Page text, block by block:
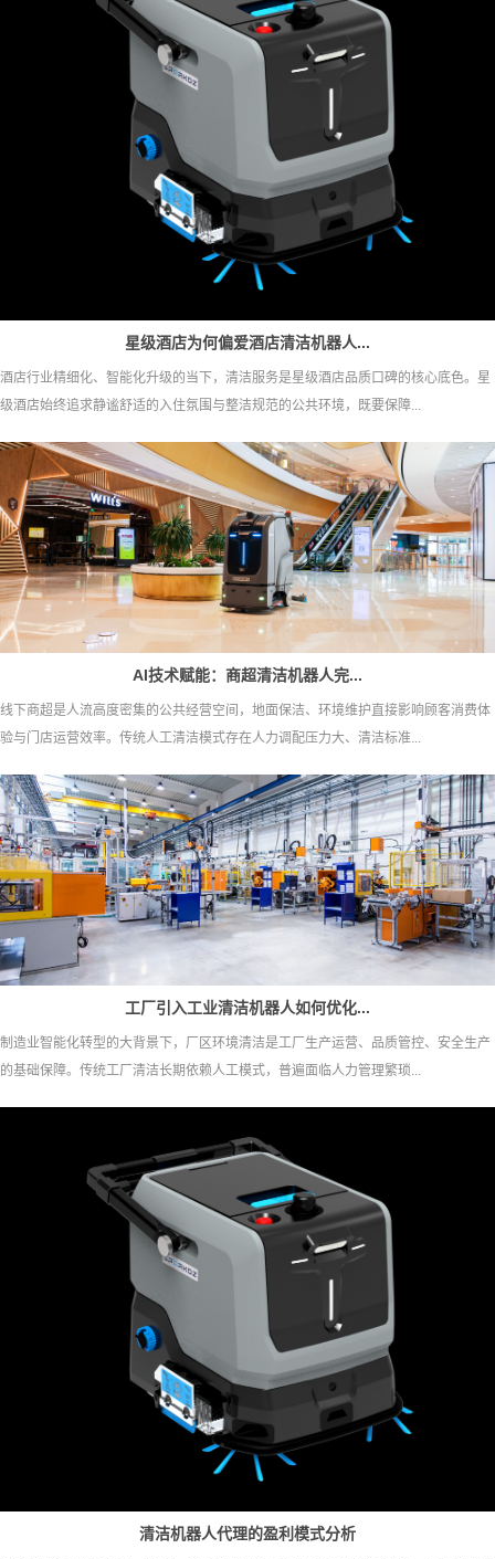
星级酒店为何偏爱酒店清洁机器人...
酒店行业精细化、智能化升级的当下，清洁服务是星级酒店品质口碑的核心底色。星
级酒店始终追求静谧舒适的入住氛围与整洁规范的公共环境，既要保障...
AI技术赋能：商超清洁机器人完...
线下商超是人流高度密集的公共经营空间，地面保洁、环境维护直接影响顾客消费体
验与门店运营效率。传统人工清洁模式存在人力调配压力大、清洁标准...
工厂引入工业清洁机器人如何优化...
制造业智能化转型的大背景下，厂区环境清洁是工厂生产运营、品质管控、安全生产
的基础保障。传统工厂清洁长期依赖人工模式，普遍面临人力管理繁琐...
清洁机器人代理的盈利模式分析